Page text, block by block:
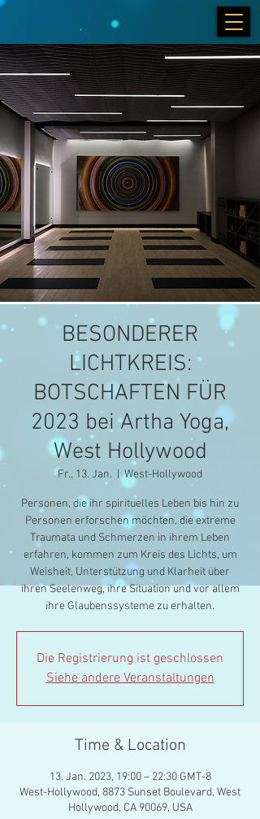
BESONDERER
LICHTKREIS:
BOTSCHAFTEN FÜR
2023 bei Artha Yoga,
West Hollywood
Fr., 13. Jan.
  |
West-Hollywood
Personen, die ihr spirituelles Leben bis hin zu
Personen erforschen möchten, die extreme
Traumata und Schmerzen in ihrem Leben
erfahren, kommen zum Kreis des Lichts, um
Weisheit, Unterstützung und Klarheit über
ihren Seelenweg, ihre Situation und vor allem
ihre Glaubenssysteme zu erhalten.
Die Registrierung ist geschlossen
Siehe andere Veranstaltungen
Time & Location
13. Jan. 2023, 19:00 – 22:30 GMT-8
West-Hollywood, 8873 Sunset Boulevard, West
Hollywood, CA 90069, USA